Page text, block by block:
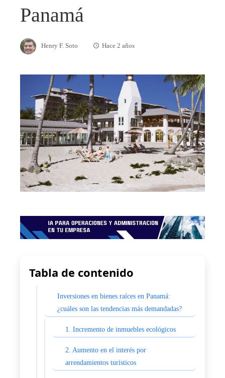
Panamá
Henry F. Soto Hace 2 años
Tabla de contenido
Inversiones en bienes raíces en Panamá:
¿cuáles son las tendencias más demandadas?
1. Incremento de inmuebles ecológicos
2. Aumento en el interés por
arrendamientos turísticos